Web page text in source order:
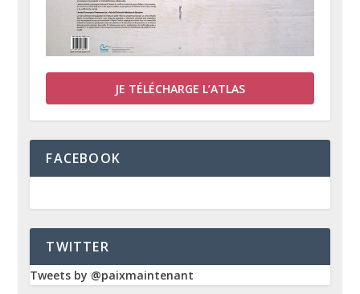
JE TÉLÉCHARGE L’ATLAS
FACEBOOK
TWITTER
Tweets by @paixmaintenant